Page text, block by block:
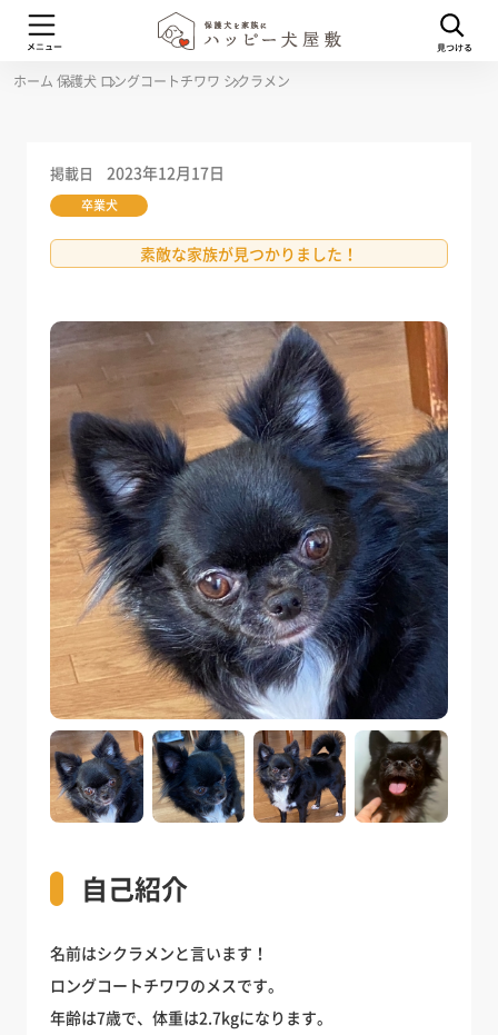
ホーム 保護犬 ロングコートチワワ シクラメン
掲載日 2023年12月17日
卒業犬
素敵な家族が見つかりました！
自己紹介
名前はシクラメンと言います！
ロングコートチワワのメスです。
年齢は7歳で、体重は2.7kgになります。